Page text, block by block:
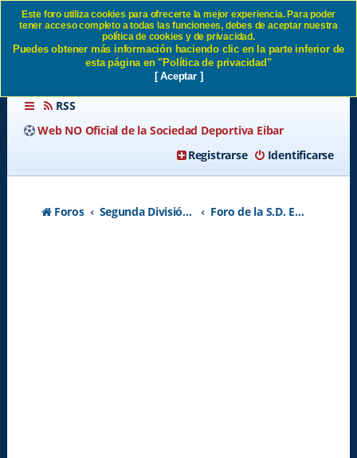
Ha fallecido José Antonio
Urtiaga SD Eibar
RSS
Web NO Oficial de la Sociedad Deportiva Eibar
Identificarse
Registrarse
Foros Segunda División A - Temporada 2026-2027 Foro de la S.D. Eibar
Este foro utiliza cookies para ofrecerte la mejor experiencia. Para poder
tener acceso completo a todas las funcionees, debes de aceptar nuestra
política de cookies y de privacidad.
Puedes obtener más información haciendo clic en la parte inferior de
esta página en "Política de privacidad"
[ Aceptar ]